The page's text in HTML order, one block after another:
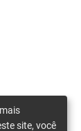
site, você